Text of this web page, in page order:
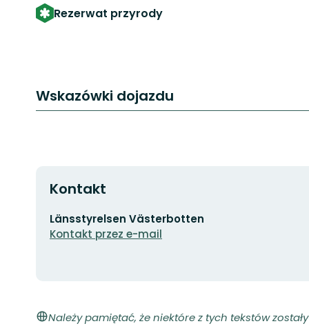
Rezerwat przyrody
Wskazówki dojazdu
Kontakt
Adres
e-
Länsstyrelsen Västerbotten
Kontakt przez e-mail
Należy pamiętać, że niektóre z tych tekstów